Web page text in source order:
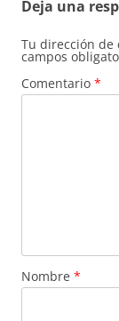
Deja una
Tu dirección de
campos
Comentario *
Nombre *